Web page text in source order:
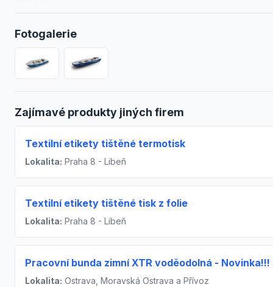
Fotogalerie
Zajímavé produkty jiných firem
Textilní etikety tištěné termotisk
Lokalita: Praha 8 - Libeň
Textilní etikety tištěné tisk z folie
Lokalita: Praha 8 - Libeň
Pracovní bunda zimní XTR voděodolná - Novinka!!!
Lokalita: Ostrava, Moravská Ostrava a Přívoz